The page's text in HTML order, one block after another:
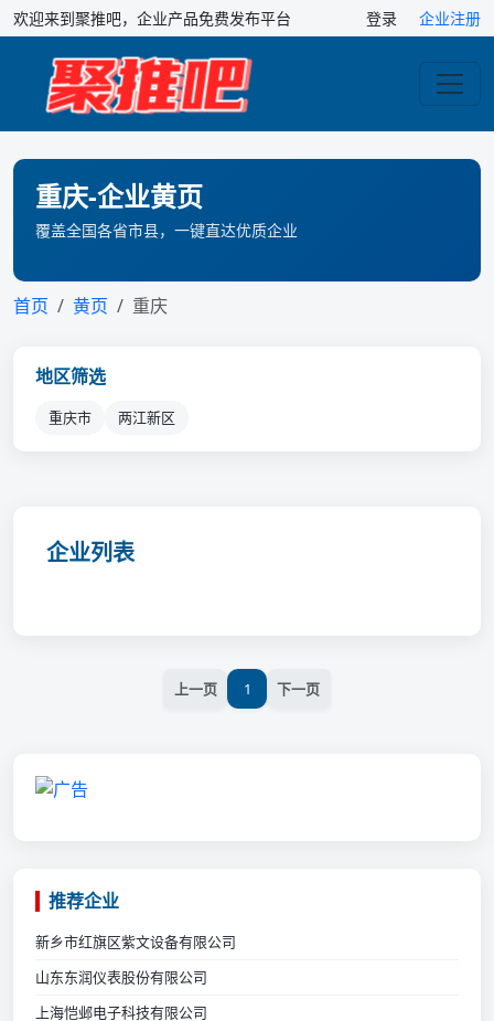
欢迎来到聚推吧，企业产品免费发布平台 登录 企业注册
重庆-企业黄页
覆盖全国各省市县，一键直达优质企业
首页 黄页 重庆
地区筛选
重庆市 两江新区
企业列表
上一页 1 下一页
推荐企业
新乡市红旗区紫文设备有限公司
山东东润仪表股份有限公司
上海恺邺电子科技有限公司